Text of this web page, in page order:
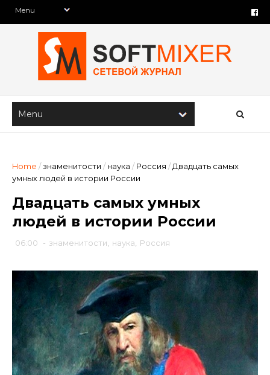
Home /знаменитости / наука / Россия / Двадцать самых
умных людей в истории России
Двадцать самых умных
людей в истории России
06:00 - знаменитости наука Россия